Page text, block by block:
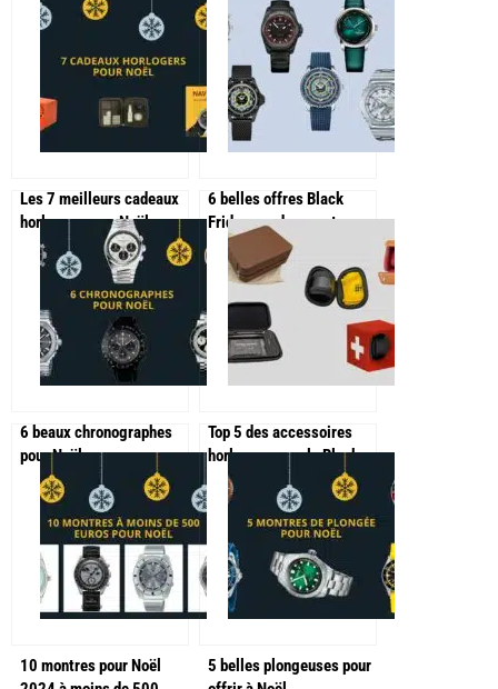
Les 7 meilleurs cadeaux
horlogers pour Noël
2024
6 belles offres Black
Friday sur des montres
6 beaux chronographes
pour Noël
Top 5 des accessoires
horlogers pour le Black
Friday
10 montres pour Noël
5 belles plongeuses pour